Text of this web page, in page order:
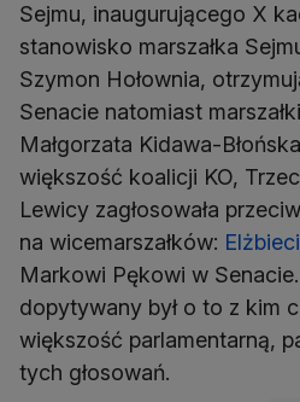
Sejmu, inaugurującego X
stanowisko marszałka
Szymon Hołownia,
Senacie natomiast
Małgorzata Kidawa-
większość koalicji KO,
Lewicy zagłosowała
na wicemarszałków:
Markowi Pękowi w
dopytywany był o to z kim
większość parlamentarną,
tych głosowań.